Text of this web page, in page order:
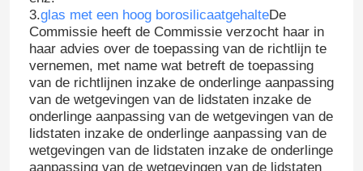
3.glas met een hoog borosilicaatgehalteDe
Commissie heeft de Commissie verzocht haar in
haar advies over de toepassing van de richtlijn te
vernemen, met name wat betreft de toepassing
van de richtlijnen inzake de onderlinge aanpassing
van de wetgevingen van de lidstaten inzake de
onderlinge aanpassing van de wetgevingen van de
lidstaten inzake de onderlinge aanpassing van de
wetgevingen van de lidstaten inzake de onderlinge
aanpassing van de wetgevingen van de lidstaten